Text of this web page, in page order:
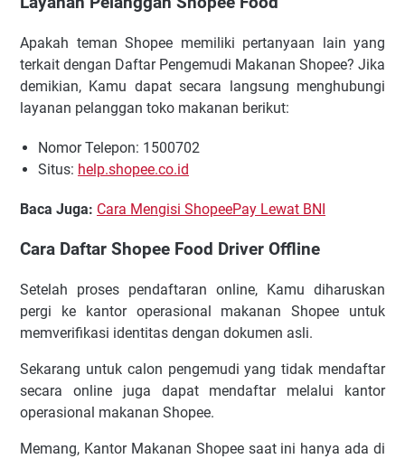
Apakah teman Shopee memiliki pertanyaan lain yang
terkait dengan Daftar Pengemudi Makanan Shopee? Jika
demikian, Kamu dapat secara langsung menghubungi
layanan pelanggan toko makanan berikut:
Nomor Telepon: 1500702
Situs: help.shopee.co.id
Baca Juga: Cara Mengisi ShopeePay Lewat BNI
Cara Daftar Shopee Food Driver Offline
Setelah proses pendaftaran online, Kamu diharuskan
pergi ke kantor operasional makanan Shopee untuk
memverifikasi identitas dengan dokumen asli.
Sekarang untuk calon pengemudi yang tidak mendaftar
secara online juga dapat mendaftar melalui kantor
operasional makanan Shopee.
Memang, Kantor Makanan Shopee saat ini hanya ada di